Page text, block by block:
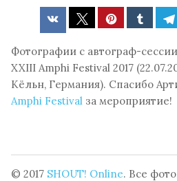
Фотографии с автограф-
XXIII Amphi Festival 2017
Кёльн, Германия). Спасибо
Amphi Festival за мероприятие!
© 2017 SHOUT! Online. Все